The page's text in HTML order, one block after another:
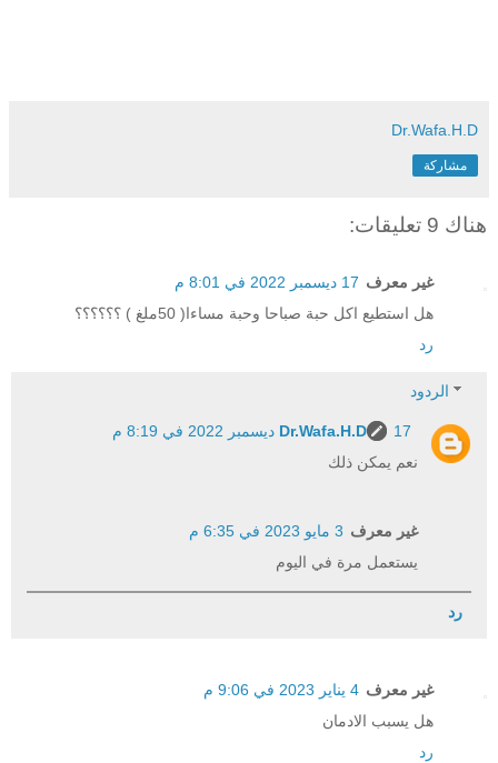
Dr.Wafa.H.D
مشاركة
هناك 9 تعليقات:
غير معرف 17 ديسمبر 2022 في 8:01 م
هل استطيع اكل حبة صباحا وحبة مساءا( 50ملغ ) ؟؟؟؟؟؟
رد
الردود
Dr.Wafa.H.D
17 ديسمبر 2022 في 8:19 م
نعم يمكن ذلك
غير معرف 3 مايو 2023 في 6:35 م
يستعمل مرة في اليوم
رد
غير معرف 4 يناير 2023 في 9:06 م
هل يسبب الادمان
رد